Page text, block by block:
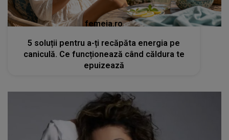
femeia.ro
5 soluții pentru a-ți recăpăta energia pe
caniculă. Ce funcționează când căldura te
epuizează